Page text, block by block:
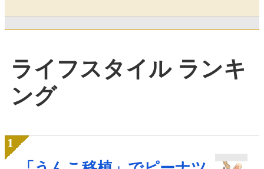
ライフスタイル ランキ
ング